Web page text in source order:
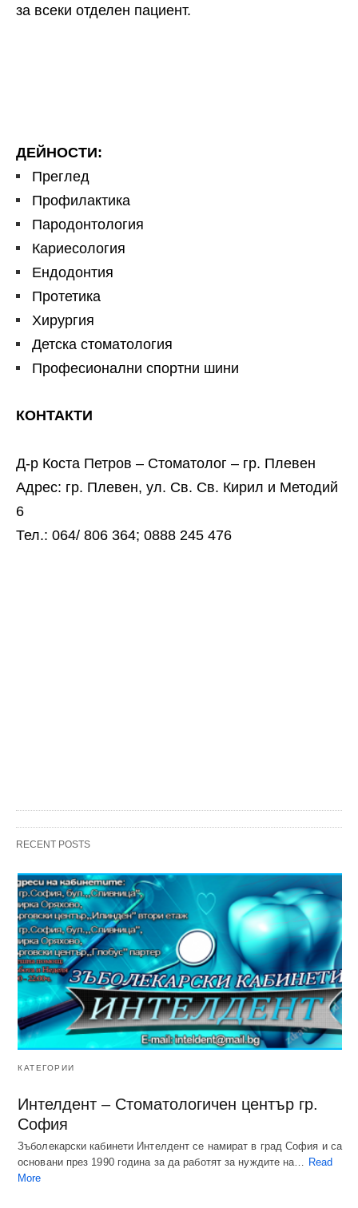
за всеки отделен пациент.
ДЕЙНОСТИ:
Преглед
Профилактика
Пародонтология
Кариесология
Ендодонтия
Протетика
Хирургия
Детска стоматология
Професионални спортни шини
КОНТАКТИ
Д-р Коста Петров – Стоматолог – гр. Плевен
Адрес: гр. Плевен, ул. Св. Св. Кирил и Методий
6
Тел.: 064/ 806 364; 0888 245 476
RECENT POSTS
КАТЕГОРИИ
Интелдент – Стоматологичен център гр.
София
Зъболекарски кабинети Интелдент се намират в град София и са
основани през 1990 година за да работят за нуждите на… Read
More